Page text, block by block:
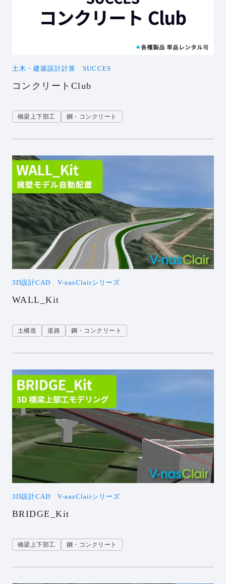
土木・建築設計計算 SUCCES
コンクリートClub
橋梁上下部工 鋼・コンクリート
3D設計CAD V-nasClairシリーズ
WALL_Kit
土構造 道路 鋼・コンクリート
3D設計CAD V-nasClairシリーズ
BRIDGE_Kit
橋梁上下部工 鋼・コンクリート